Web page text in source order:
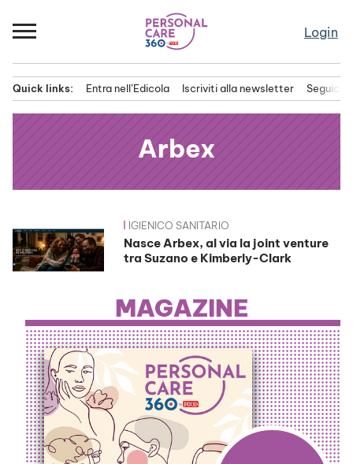
al
Login
principale
Quick links: Entra nell’Edicola Iscriviti alla newsletter Seguici
Arbex
News IGIENICO SANITARIO
Nasce Arbex, al via la joint venture
tra Suzano e Kimberly-Clark
MAGAZINE